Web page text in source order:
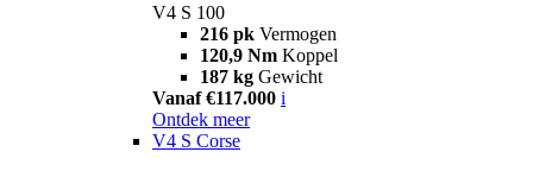
V4 S 100
216 pk Vermogen
120,9 Nm Koppel
187 kg Gewicht
Vanaf €117.000 i
Ontdek meer
V4 S Corse